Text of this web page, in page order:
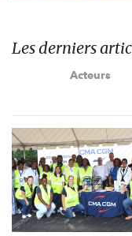
Les derniers
Acteurs